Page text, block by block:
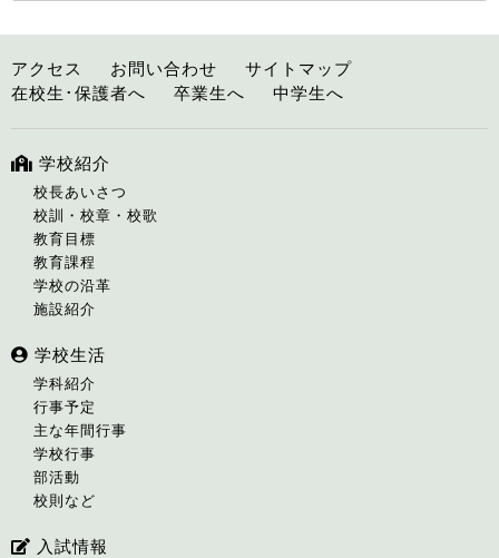
アクセス お問い合わせ
サイトマップ
在校生･保護者へ
卒業生へ 中学生へ
学校紹介
校長あいさつ
校訓・校章・校歌
教育目標
教育課程
学校の沿革
施設紹介
学校生活
学科紹介
行事予定
主な年間行事
学校行事
部活動
校則など
入試情報